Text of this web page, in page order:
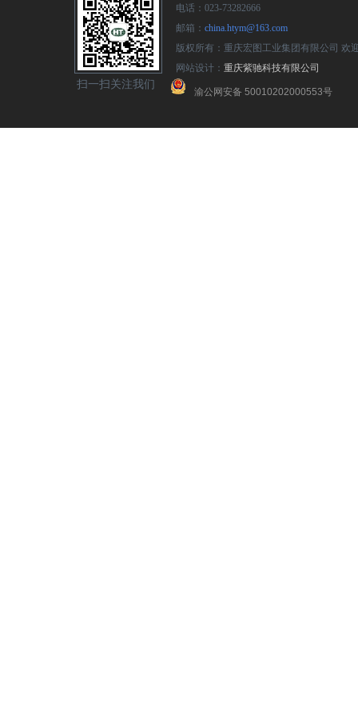
扫一扫关注我们
电话：023-73282666
邮箱： china.htym@163.com
版权所有：重庆宏图工业集团有限公司 欢
网站设计： 重庆紫驰科技有限公司
渝公网安备 50010202000553号